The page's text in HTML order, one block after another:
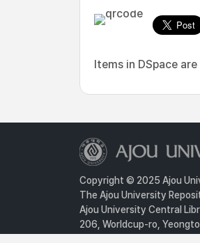
Items in DSpace
Copyright © 2025 Ajou
The Ajou University
Ajou University Central
206, Worldcup-ro,